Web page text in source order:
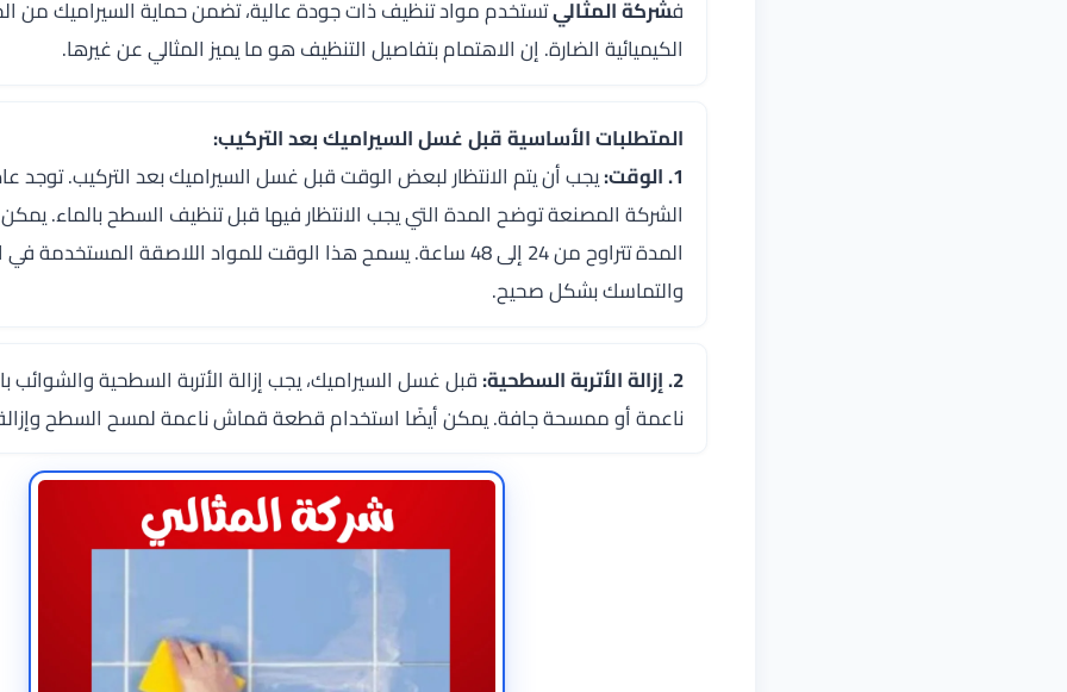
فشركة المثاليتستخدم مواد تنظيف ذات جودة عالية، تضمن حماية السيراميك من
الكيميائية الضارة. إن الاهتمام بتفاصيل التنظيف هو ما يميز المثالي عن غيرها.
المتطلبات الأساسية قبل غسل السيراميك بعد التركيب:
1. الوقت:
يجب أن يتم الانتظار لبعض الوقت قبل غسل السيراميك بعد التركيب. توجد
الشركة المصنعة توضح المدة التي يجب الانتظار فيها قبل تنظيف السطح بالماء.
المدة تتراوح من 24 إلى 48 ساعة. يسمح هذا الوقت للمواد اللاصقة
والتماسك بشكل صحيح.
2. إزالة الأتربة السطحية:
قبل غسل السيراميك، يجب إزالة الأتربة السطحية
ناعمة أو ممسحة جافة. يمكن أيضًا استخدام قطعة قماش ناعمة لمسح السطح وإزالة